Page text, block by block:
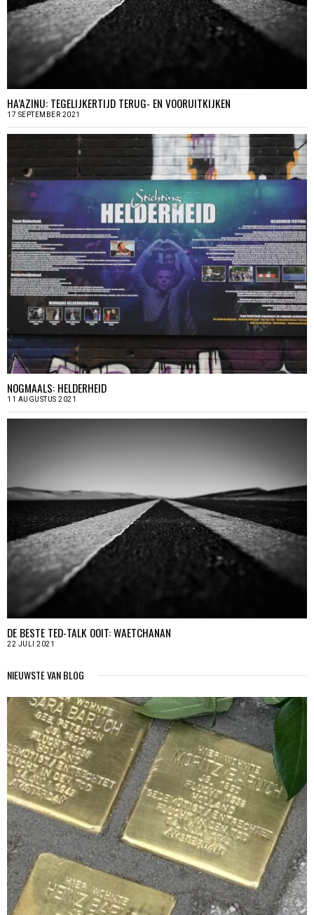
HA’AZINU: TEGELIJKERTIJD TERUG- EN VOORUITKIJKEN
17 SEPTEMBER 2021
NOGMAALS: HELDERHEID
11 AUGUSTUS 2021
DE BESTE TED-TALK OOIT: WAETCHANAN
22 JULI 2021
NIEUWSTE VAN BLOG